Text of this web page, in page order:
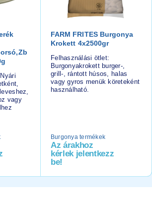
vagy
FARM FRITES Burgonya
Krokett 4x2500gr
Felhasználási ötlet:
Burgonyakrokett burger-,
grill-, rántott húsos, halas
vagy gyros menük köreteként
használható.
Burgonya termékek
Az árakhoz
kérlek jelentkezz
be!